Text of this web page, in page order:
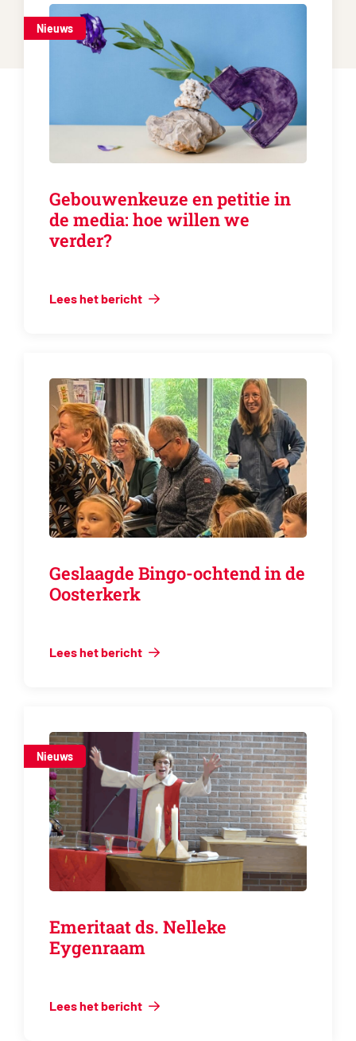
Nieuws
Gebouwenkeuze en petitie in
de media: hoe willen we
verder?
Lees het bericht
Geslaagde Bingo-ochtend in de
Oosterkerk
Lees het bericht
Nieuws
Emeritaat ds. Nelleke
Eygenraam
Lees het bericht